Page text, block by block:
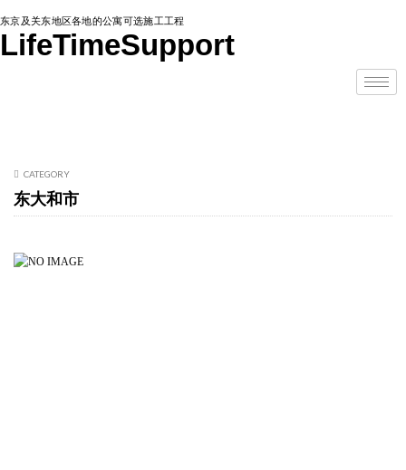
东京及关东地区各地的公寓可选施工工程
LifeTimeSupport
CATEGORY
东大和市